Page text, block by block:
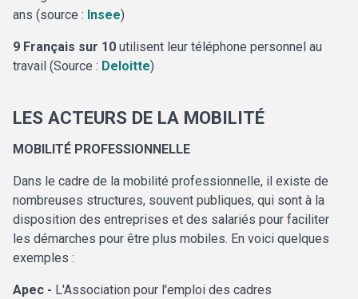
ans (source : Insee)
9 Français sur 10 utilisent leur téléphone personnel au
travail (Source : Deloitte)
LES ACTEURS DE LA MOBILITÉ
MOBILITÉ PROFESSIONNELLE
Dans le cadre de la mobilité professionnelle, il existe de
nombreuses structures, souvent publiques, qui sont à la
disposition des entreprises et des salariés pour faciliter
les démarches pour être plus mobiles. En voici quelques
exemples :
Apec - L'Association pour l'emploi des cadres